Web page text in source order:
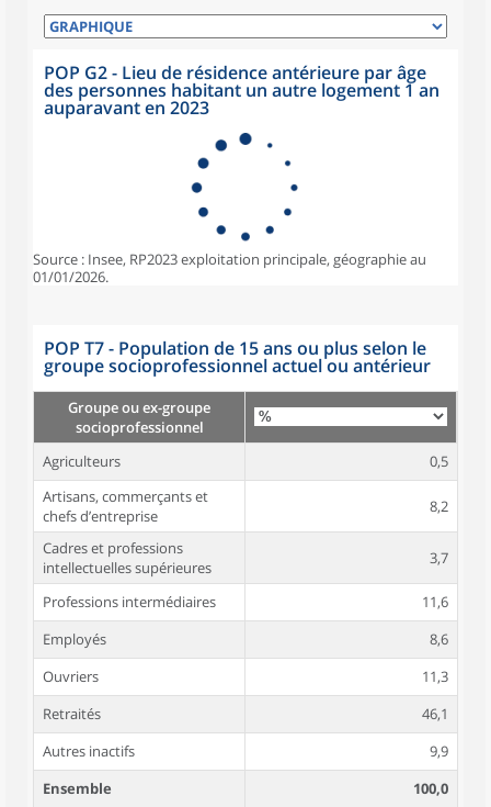
POP G2 - Lieu de résidence antérieure par âge
des personnes habitant un autre logement 1 an
auparavant en 2023
Source : Insee, RP2023 exploitation principale, géographie au
01/01/2026.
POP T7 - Population de 15 ans ou plus selon le
groupe socioprofessionnel actuel ou antérieur
Groupe ou ex-groupe
socioprofessionnel
Agriculteurs
0,5
Artisans, commerçants et
chefs d’entreprise
8,2
Cadres et professions
intellectuelles supérieures
3,7
Professions intermédiaires
11,6
Employés
8,6
Ouvriers
11,3
Retraités
46,1
Autres inactifs
9,9
Ensemble
100,0